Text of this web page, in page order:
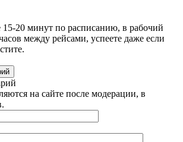
20 минут по расписанию, в рабочий
между рейсами, успеете даже если
на сайте после модерации, в